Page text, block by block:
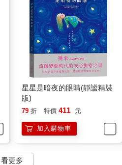
星星是暗夜的眼睛(靜謐精裝
版)
79 折 特價 411 元
加入購物車
看更多